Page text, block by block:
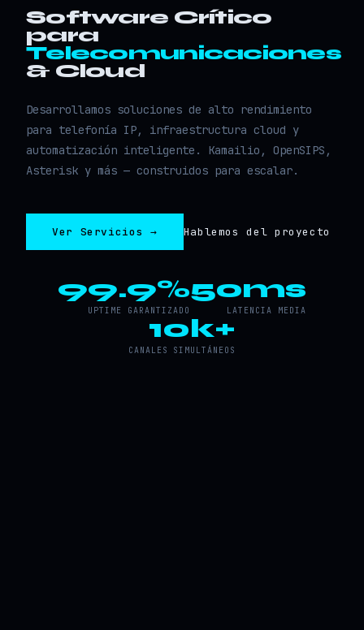
Software Crítico
para
Telecomunicaciones
& Cloud
Desarrollamos soluciones de alto rendimiento
para telefonía IP, infraestructura cloud y
automatización inteligente. Kamailio, OpenSIPS,
Asterisk y más — construidos para escalar.
Ver Servicios → Hablemos del proyecto
99.9%
UPTIME GARANTIZADO
50ms
LATENCIA MEDIA
10k+
CANALES SIMULTÁNEOS